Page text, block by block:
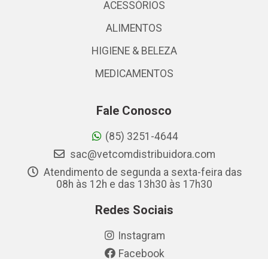
ACESSÓRIOS
ALIMENTOS
HIGIENE & BELEZA
MEDICAMENTOS
Fale Conosco
(85) 3251-4644
sac@vetcomdistribuidora.com
Atendimento de segunda a sexta-feira das
08h às 12h e das 13h30 às 17h30
Redes Sociais
Instagram
Facebook